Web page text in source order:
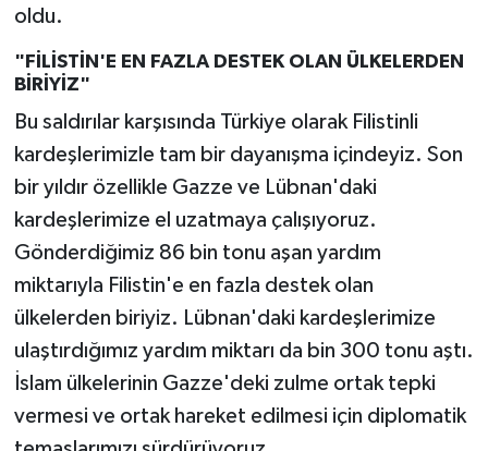
oldu.
"FİLİSTİN'E EN FAZLA DESTEK OLAN ÜLKELERDEN
BİRİYİZ"
Bu saldırılar karşısında Türkiye olarak Filistinli
kardeşlerimizle tam bir dayanışma içindeyiz. Son
bir yıldır özellikle Gazze ve Lübnan'daki
kardeşlerimize el uzatmaya çalışıyoruz.
Gönderdiğimiz 86 bin tonu aşan yardım
miktarıyla Filistin'e en fazla destek olan
ülkelerden biriyiz. Lübnan'daki kardeşlerimize
ulaştırdığımız yardım miktarı da bin 300 tonu aştı.
İslam ülkelerinin Gazze'deki zulme ortak tepki
vermesi ve ortak hareket edilmesi için diplomatik